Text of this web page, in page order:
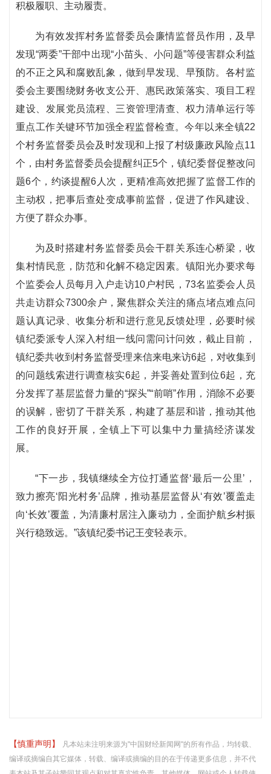
积极履职、主动履责。
为有效发挥村务监督委员会廉情监督员作用，及早
发现“两委”干部中出现“小苗头、小问题”等侵害群众利益
的不正之风和腐败乱象，做到早发现、早预防。各村监
委会主要围绕财务收支公开、惠民政策落实、项目工程
建设、发展党员流程、三资管理清查、权力清单运行等
重点工作关键环节加强全程监督检查。今年以来全镇22
个村务监督委员会及时发现和上报了村级廉政风险点11
个，由村务监督委员会提醒纠正5个，镇纪委督促整改问
题6个，约谈提醒6人次，更精准高效把握了监督工作的
主动权，把事后查处变成事前监督，促进了作风建设、
方便了群众办事。
为及时搭建村务监督委员会干群关系连心桥梁，收
集村情民意，防范和化解不稳定因素。镇阳光办要求每
个监委会人员每月入户走访10户村民，73名监委会人员
共走访群众7300余户，聚焦群众关注的痛点堵点难点问
题认真记录、收集分析和进行意见反馈处理，必要时候
镇纪委派专人深入村组一线问需问计问效，截止目前，
镇纪委共收到村务监督受理来信来电来访6起，对收集到
的问题线索进行调查核实6起，并妥善处置到位6起，充
分发挥了基层监督力量的“探头”“前哨”作用，消除不必要
的误解，密切了干群关系，构建了基层和谐，推动其他
工作的良好开展，全镇上下可以集中力量搞经济谋发
展。
“下一步，我镇继续全方位打通监督‘最后一公里’，
致力擦亮‘阳光村务’品牌，推动基层监督从‘有效’覆盖走
向‘长效’覆盖，为清廉村居注入廉动力，全面护航乡村振
兴行稳致远。”该镇纪委书记王变轻表示。
【慎重声明】
凡本站未注明来源为"中国财经新闻网"的所有作品，均转载、
编译或摘编自其它媒体，转载、编译或摘编的目的在于传递更多信息，并不代